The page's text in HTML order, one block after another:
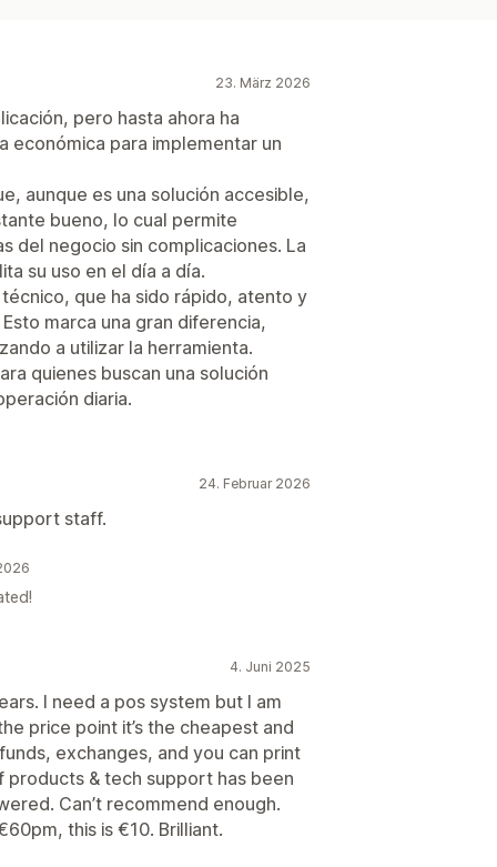
23. März 2026
pero hasta ahora ha
económica para implementar un
aunque es una solución accesible,
bueno, lo cual permite
del negocio sin complicaciones. La
su uso en el día a día.
que ha sido rápido, atento y
marca una gran diferencia,
a utilizar la herramienta.
quienes buscan una solución
diaria.
24. Februar 2026
staff.
4. Juni 2025
I need a pos system but I am
price point it’s the cheapest and
exchanges, and you can print
& tech support has been
Can’t recommend enough.
this is €10. Brilliant.